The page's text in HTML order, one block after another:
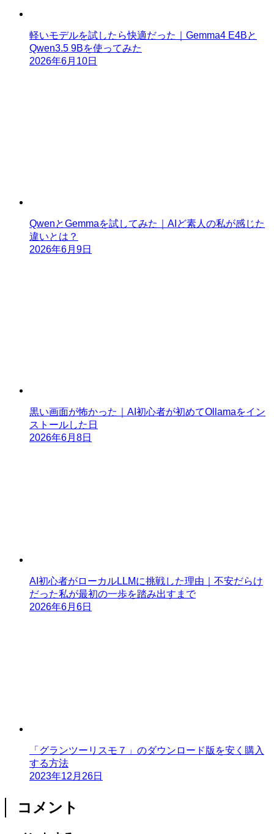
軽いモデルを試したら快適だった｜Gemma4 E4Bと
Qwen3.5 9Bを使ってみた
2026年6月10日
QwenとGemmaを試してみた｜AIど素人の私が感じた
違いとは？
2026年6月9日
黒い画面が怖かった｜AI初心者が初めてOllamaをイン
ストールした日
2026年6月8日
AI初心者がローカルLLMに挑戦した理由｜不安だらけ
だった私が最初の一歩を踏み出すまで
2026年6月6日
「グランツーリスモ７」のダウンロード版を安く購入
する方法
2023年12月26日
コメント